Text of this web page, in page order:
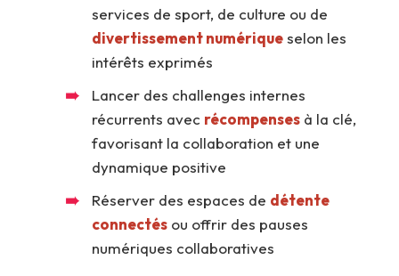
services de sport, de culture ou de
divertissement numériqueselon les
intérêts exprimés
Lancer des challenges internes
récurrents avec récompenses à la clé,
favorisant la collaboration et une
dynamique positive
Réserver des espaces de détente
connectés ou offrir des pauses
numériques collaboratives